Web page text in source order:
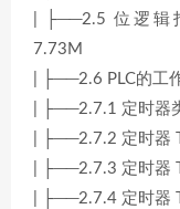
| ├──2.5 位逻辑
7.73M
| ├──2.6 PLC的工
| ├──2.7.1 定时器
| ├──2.7.2 定时器
| ├──2.7.3 定时器
| ├──2.7.4 定时器